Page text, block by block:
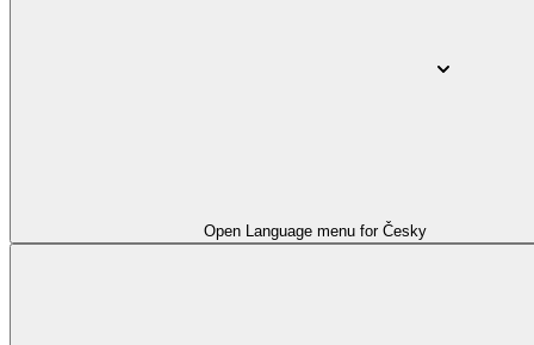
Open Language menu for Česky